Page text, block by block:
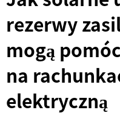
rezerwy
mogą
na
elektryczną